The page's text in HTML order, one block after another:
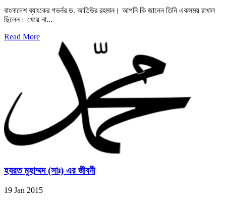
বাংলাদেশ ব্যাংকের গভর্নর ড. আতিউর রহমান। আপনি কি জানেন তিনি একসময় রাখাল
ছিলেন। খেয়ে না...
Read More
হযরত মুহাম্মদ (সাঃ) এর জীবনী
19 Jan 2015